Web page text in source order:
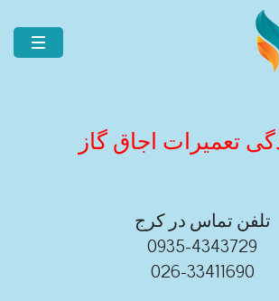
تعمیرات اجاق گاز
تلفن تماس در کرج
0935-4343729
026-33411690